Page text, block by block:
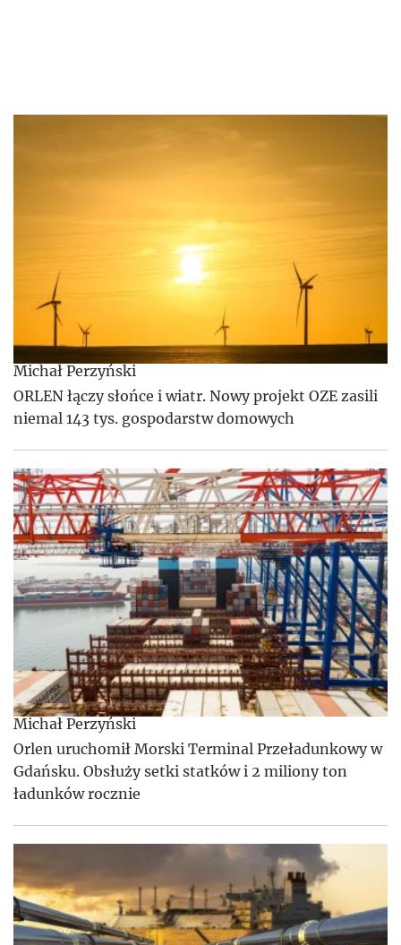
Michał Perzyński
ORLEN łączy słońce i wiatr. Nowy projekt OZE zasili
niemal 143 tys. gospodarstw domowych
Michał Perzyński
Orlen uruchomił Morski Terminal Przeładunkowy w
Gdańsku. Obsłuży setki statków i 2 miliony ton
ładunków rocznie